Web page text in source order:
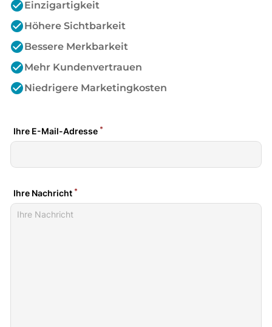
check_circleEinzigartigkeit
check_circleHöhere Sichtbarkeit
check_circleBessere Merkbarkeit
check_circleMehr Kundenvertrauen
check_circleNiedrigere Marketingkosten